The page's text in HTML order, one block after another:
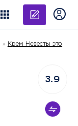
» Крем Невесты это
3.9